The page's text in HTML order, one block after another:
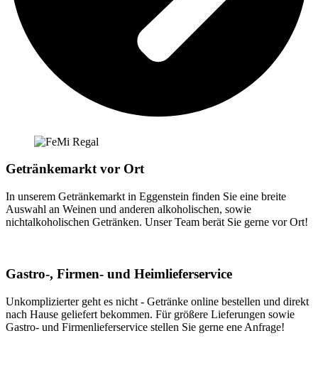
Getränkemarkt vor Ort
In unserem Getränkemarkt in Eggenstein finden Sie eine breite
Auswahl an Weinen und anderen alkoholischen, sowie
nichtalkoholischen Getränken. Unser Team berät Sie gerne vor Ort!
Gastro-, Firmen- und Heimlieferservice
Unkomplizierter geht es nicht - Getränke online bestellen und direkt
nach Hause geliefert bekommen. Für größere Lieferungen sowie
Gastro- und Firmenlieferservice stellen Sie gerne ene Anfrage!